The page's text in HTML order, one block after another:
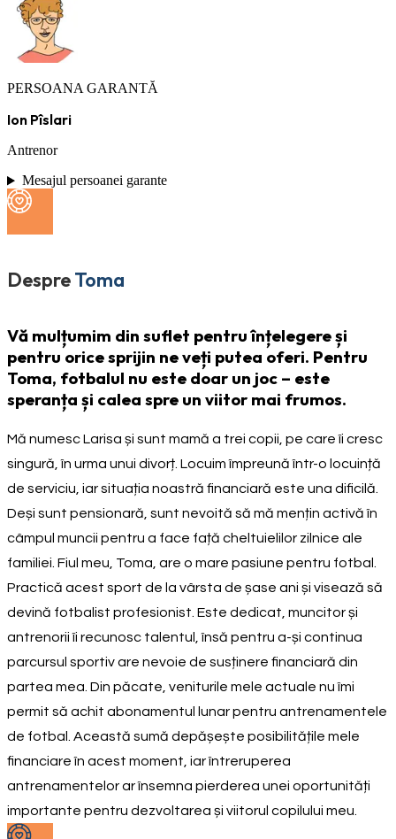
PERSOANA GARANTĂ
Ion Pîslari
Antrenor
Mesajul persoanei garante
DespreToma
Vă mulțumim din suflet pentru înțelegere și
pentru orice sprijin ne veți putea oferi. Pentru
Toma, fotbalul nu este doar un joc – este
speranța și calea spre un viitor mai frumos.
Mă numesc Larisa și sunt mamă a trei copii, pe care îi cresc
singură, în urma unui divorț. Locuim împreună într-o locuință
de serviciu, iar situația noastră financiară este una dificilă.
Deși sunt pensionară, sunt nevoită să mă mențin activă în
câmpul muncii pentru a face față cheltuielilor zilnice ale
familiei. Fiul meu, Toma, are o mare pasiune pentru fotbal.
Practică acest sport de la vârsta de șase ani și visează să
devină fotbalist profesionist. Este dedicat, muncitor și
antrenorii îi recunosc talentul, însă pentru a-și continua
parcursul sportiv are nevoie de susținere financiară din
partea mea. Din păcate, veniturile mele actuale nu îmi
permit să achit abonamentul lunar pentru antrenamentele
de fotbal. Această sumă depășește posibilitățile mele
financiare în acest moment, iar întreruperea
antrenamentelor ar însemna pierderea unei oportunități
importante pentru dezvoltarea și viitorul copilului meu.